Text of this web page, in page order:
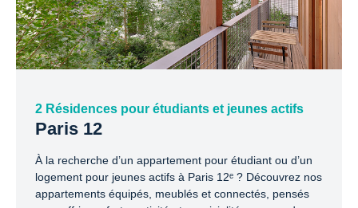
2 Résidences pour étudiants et jeunes actifs
Paris 12
À la recherche d’un appartement pour étudiant ou d’un
logement pour jeunes actifs à Paris 12ᵉ ? Découvrez nos
appartements équipés, meublés et connectés, pensés